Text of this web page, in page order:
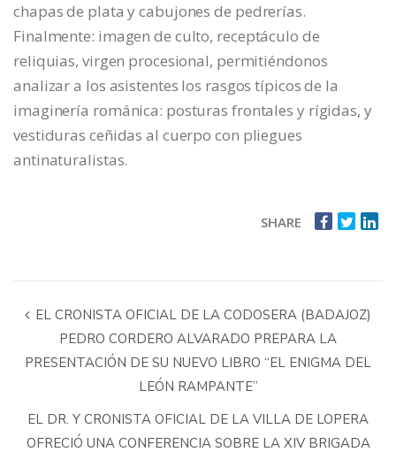
chapas de plata y cabujones de pedrerías.
Finalmente: imagen de culto, receptáculo de
reliquias, virgen procesional, permitiéndonos
analizar a los asistentes los rasgos típicos de la
imaginería románica: posturas frontales y rígidas, y
vestiduras ceñidas al cuerpo con pliegues
antinaturalistas.
SHARE
EL CRONISTA OFICIAL DE LA CODOSERA (BADAJOZ)
PEDRO CORDERO ALVARADO PREPARA LA
PRESENTACIÓN DE SU NUEVO LIBRO “EL ENIGMA DEL
LEÓN RAMPANTE”
EL DR. Y CRONISTA OFICIAL DE LA VILLA DE LOPERA
OFRECIÓ UNA CONFERENCIA SOBRE LA XIV BRIGADA